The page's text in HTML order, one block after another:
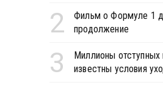
2
Фильм о Формуле 1
продолжение
3
Миллионы отступных
известны условия